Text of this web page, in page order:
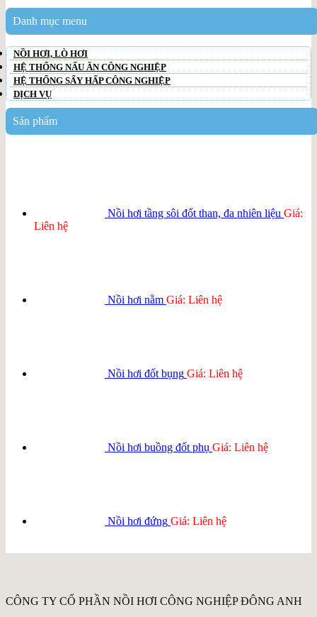
Danh mục menu
NỒI HƠI, LÒ HƠI
HỆ THỐNG NẤU ĂN CÔNG NGHIỆP
HỆ THỐNG SẤY HẤP CÔNG NGHIỆP
DỊCH VỤ
Sản phẩm
Nồi hơi tầng sôi đốt than, đa nhiên liệu Giá:
Liên hệ
Nồi hơi nằm Giá: Liên hệ
Nồi hơi đốt bụng Giá: Liên hệ
Nồi hơi buồng đốt phụ Giá: Liên hệ
Nồi hơi đứng Giá: Liên hệ
CÔNG TY CỔ PHẦN NỒI HƠI CÔNG NGHIỆP ĐÔNG ANH